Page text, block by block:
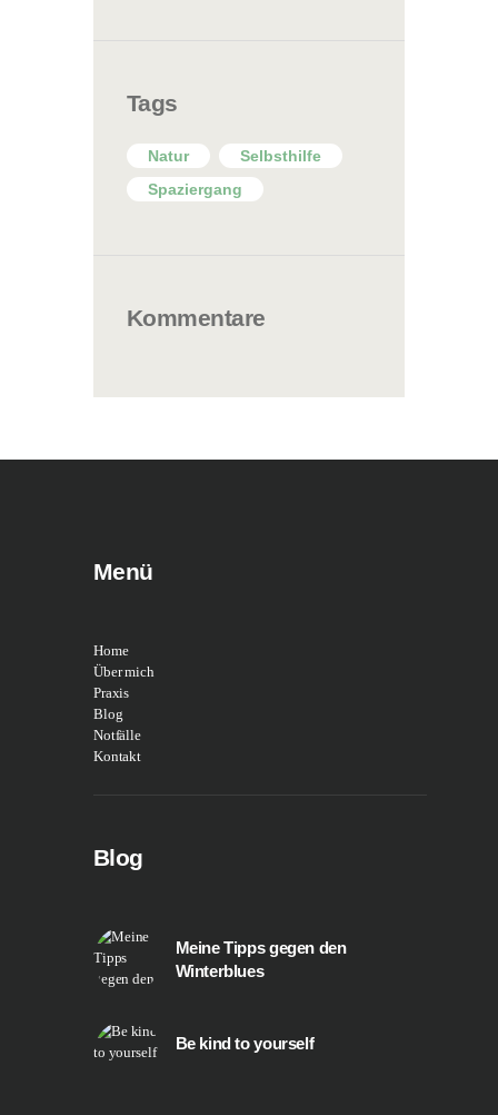
Tags
Natur
Selbsthilfe
Spaziergang
Kommentare
Menü
Home
Über mich
Praxis
Blog
Notfälle
Kontakt
Blog
Meine Tipps gegen den
Winterblues
Be kind to yourself